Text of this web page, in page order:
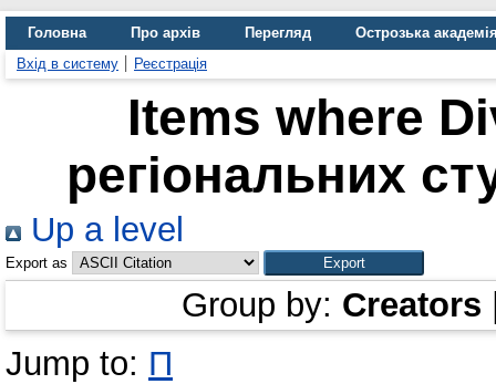
Головна Про архів Перегляд
Острозька
Вхід в систему
Реєстрація
Items where
регіональних
Up a level
Export as
Group by: Creators
Jump to: П